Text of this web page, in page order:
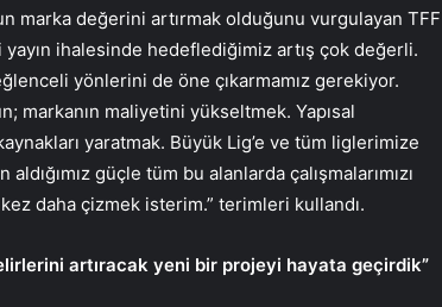
marka değerini artırmak olduğunu vurgulayan TFF
ihalesinde hedeflediğimiz artış çok değerli.
yönlerini de öne çıkarmamız gerekiyor.
markanın maliyetini yükseltmek. Yapısal
yaratmak. Büyük Lig’e ve tüm liglerimize
güçle tüm bu alanlarda çalışmalarımızı
daha çizmek isterim.” terimleri kullandı.
artıracak yeni bir projeyi hayata geçirdik”